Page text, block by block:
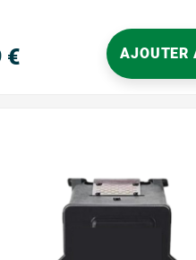
materiales de clase,
documentos
€ AJOUTER